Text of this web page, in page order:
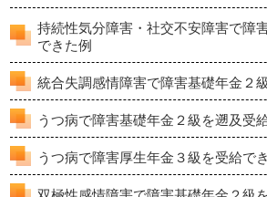
持続性気分障害・社交不安障害で障
できた例
統合失調感情障害で障害基礎年金２
うつ病で障害基礎年金２級を遡及受
うつ病で障害厚生年金３級を受給で